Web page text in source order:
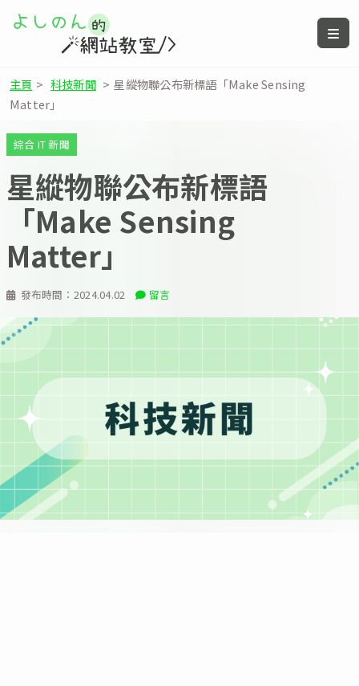
主頁 > 科技新聞 > 星縱物聯公布新標語「Make Sensing
Matter」
發布時間： 2024.04.02 留言
綜合 IT 新聞
星縱物聯公布新標語
「Make Sensing
Matter」